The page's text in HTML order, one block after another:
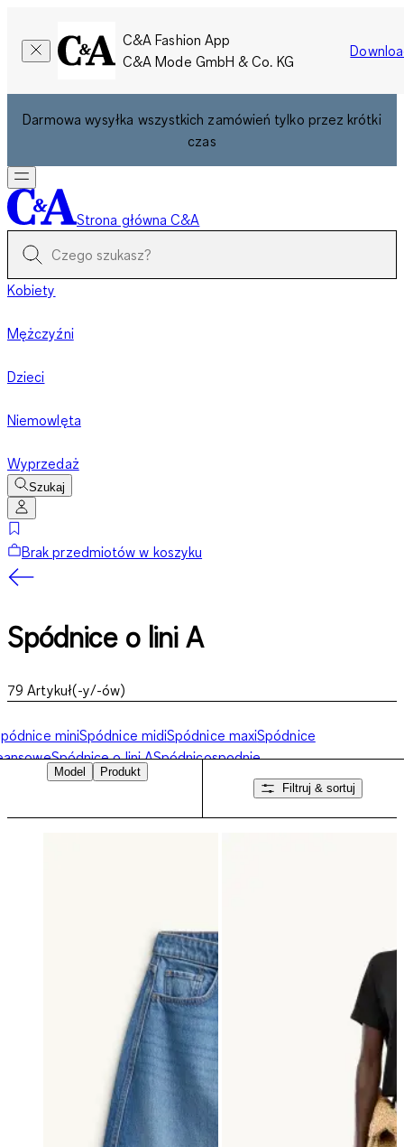
C&A Fashion App
C&A Mode GmbH & Co. KG
Darmowa wysyłka wszystkich zamówień tylko przez krótki
czas
Strona główna C&A
Kobiety
Mężczyźni
Dzieci
Niemowlęta
Wyprzedaż
Szukaj
Brak przedmiotów w koszyku
Spódnice o lini A
79 Artykuł(-y/-ów)
miniSpódnice midiSpódnice maxiSpódnice
Spódnice o lini ASpódnicospodnie
Model
Produkt
Filtruj & sortuj